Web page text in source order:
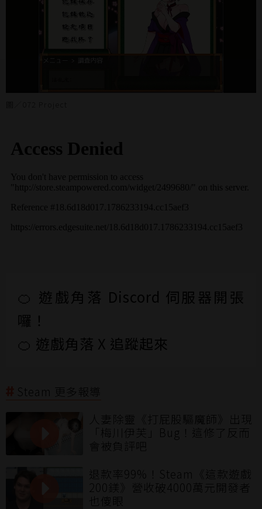
🍊 遊戲角落 Discord 伺服器開張
囉！
🍊 遊戲角落 X 追蹤起來
Steam 更多報導
人妻除靈《打屁股驅魔師》出現
「梅川伊芙」Bug！這修了反而
會被負評吧
退款率99%！Steam《這款遊戲
200鎂》營收破4000萬元開發者
也傻眼